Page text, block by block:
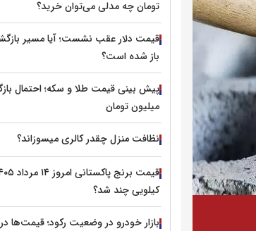
تومان چه مدلی می‌توان خرید؟
باز شده است؟
میلیون تومان
نظافت منزل چقدر کالری میسوزاند؟
کیلویی چند شد؟
بازار خودرو در وضعیت رکود؛ قیمت‌ها